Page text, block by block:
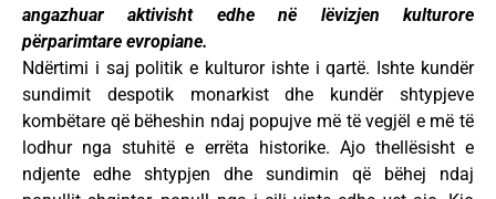
angazhuar aktivisht edhe në lëvizjen kulturore
përparimtare evropiane.
Ndërtimi i saj politik e kulturor ishte i qartë. Ishte kundër
sundimit despotik monarkist dhe kundër shtypjeve
kombëtare që bëheshin ndaj popujve më të vegjël e më të
lodhur nga stuhitë e errëta historike. Ajo thellësisht e
ndjente edhe shtypjen dhe sundimin që bëhej ndaj